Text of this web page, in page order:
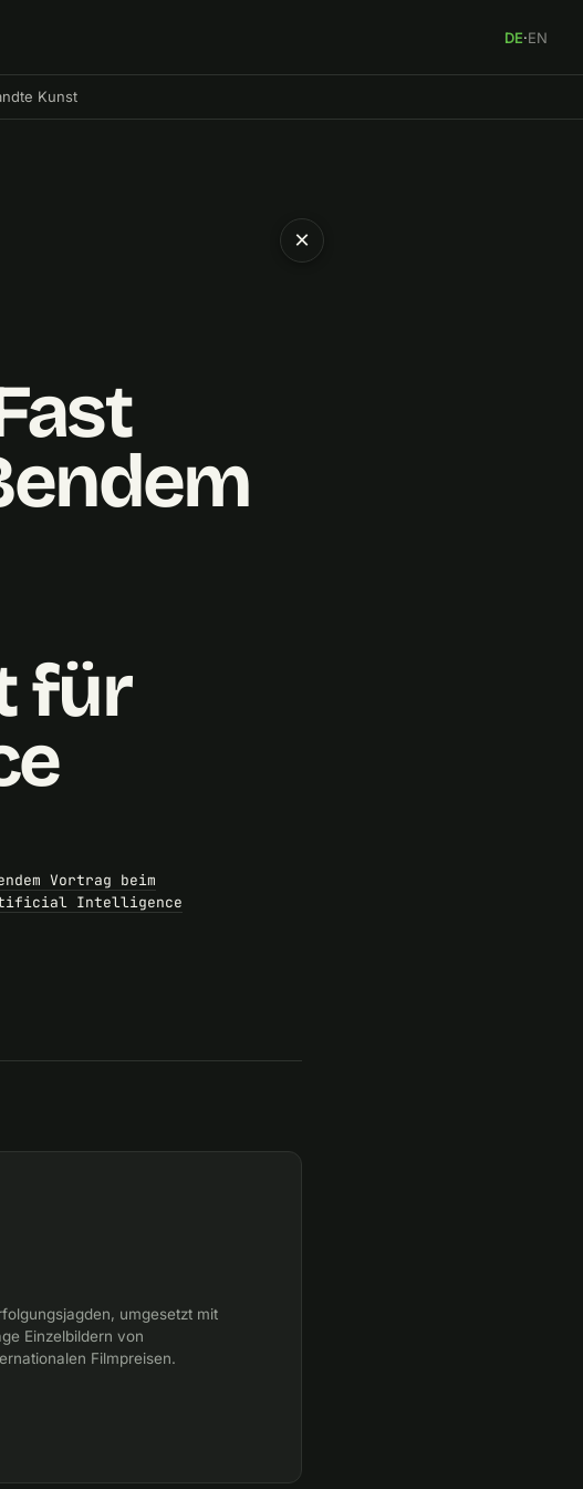
DE·EN
Kunst
für
Vortrag beim
Intelligence
umgesetzt mit
Einzelbildern von
Filmpreisen.
×